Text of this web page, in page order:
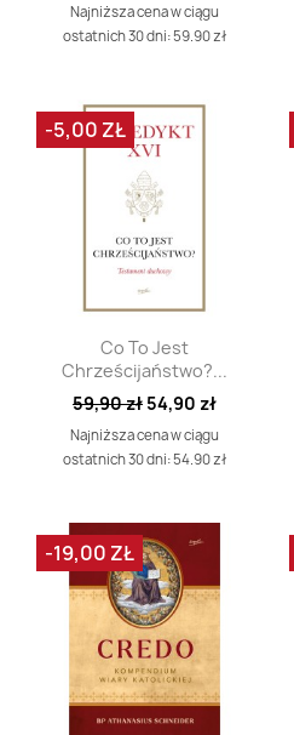
Najniższa cena w ciągu
ostatnich 30 dni: 59.90 zł
Szybki podgląd
Co To Jest
Chrześcijaństwo?...
59,90 zł 54,90 zł
Najniższa cena w ciągu
ostatnich 30 dni: 54.90 zł
-5,00 ZŁ
-19,00 ZŁ